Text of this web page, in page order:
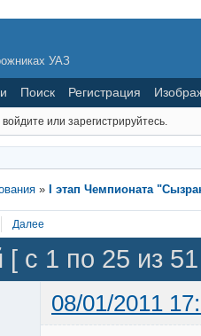
УАЗ
Поиск Регистрация
или зарегистрируйтесь.
» I этап Чемпионата
Далее
с 1 по 25 из
08/01/2011